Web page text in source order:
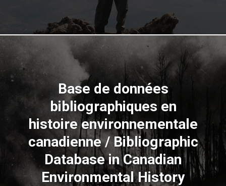
Base de données
bibliographiques en
histoire environnementale
canadienne / Bibliographic
Database in Canadian
Environmental History